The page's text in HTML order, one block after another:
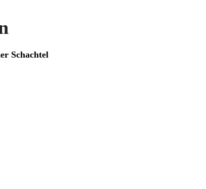
Schachtel